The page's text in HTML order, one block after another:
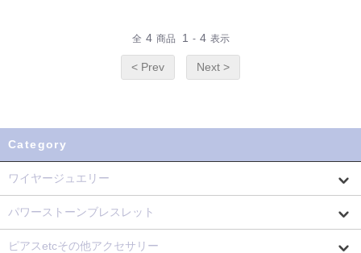
全 4 商品 1 - 4 表示
< Prev Next >
Category
ワイヤージュエリー
パワーストーンブレスレット
ピアスetcその他アクセサリー